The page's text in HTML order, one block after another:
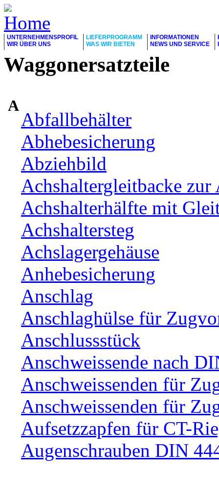
UNTERNEHMENSPROFIL
WIR ÜBER UNS
LIEFERPROGRAMM
WAS WIR BIETEN
INFORMATIONEN
NEWS UND SERVICE
Waggonersatzteile
A
Abfallbehälter
Abhebesicherung
Abziehbild
Achshaltergleitbacke zur
Achshalterhälfte mit
Achshaltersteg
Achslagergehäuse
Anhebesicherung
Anschlag
Anschlaghülse für
Anschlussstück
Anschweissende nach
Anschweissenden für
Anschweissenden für
Aufsetzzapfen für CT-
Augenschrauben DIN